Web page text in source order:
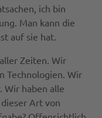
ich bin
Man kann die
auf sie hat.
Zeiten. Wir
Technologien. Wir
Wir haben alle
Art von